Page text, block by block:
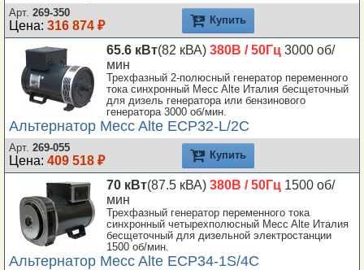
Арт. 269-350
Цена: 316 874 ₽ Купить
65.6 кВт(82 кВА) 380В / 50Гц 3000 об/
мин
Трехфазный 2-полюсный генератор переменного
тока синхронный Mecc Alte Италия бесщеточный
для дизель генератора или бензинового
генератора 3000 об/мин.
Альтернатор Mecc Alte ECP32-L/2C
Арт. 269-055
Цена: 409 518 ₽ Купить
70 кВт(87.5 кВА) 380В / 50Гц 1500 об/
мин
Трехфазный генератор переменного тока
синхронный четырехполюсный Mecc Alte Италия
бесщеточный для дизельной электростанции
1500 об/мин.
Альтернатор Mecc Alte ECP34-1S/4C